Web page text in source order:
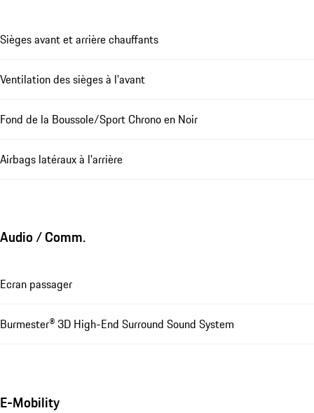
Sièges avant et arrière chauffants
Ventilation des sièges à l'avant
Fond de la Boussole/Sport Chrono en Noir
Airbags latéraux à l'arrière
Audio / Comm.
Ecran passager
Burmester® 3D High-End Surround Sound System
E-Mobility